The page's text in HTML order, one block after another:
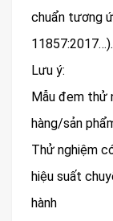
chuẩn tương
11857:2017…).
Lưu ý:
Mẫu đem thử
hàng/sản
Thử nghiệm
hiệu suất
hành